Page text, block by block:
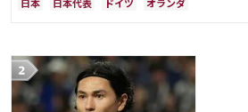
日本 日本代表 ドイツ オランダ